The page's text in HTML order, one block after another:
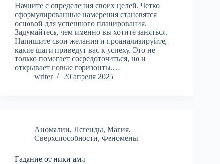
Начните с определения своих целей. Четко
сформулированные намерения становятся
основой для успешного планирования.
Задумайтесь, чем именно вы хотите заняться.
Напишите свои желания и проанализируйте,
какие шаги приведут вас к успеху. Это не
только помогает сосредоточиться, но и
открывает новые горизонты.…
writer
20 апреля 2025
Аномалии, Легенды, Магия,
Сверхспособности, Феномены
Гадание от ники ами